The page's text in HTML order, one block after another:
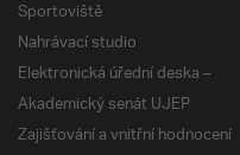
Sportoviště
Nahrávací studio
Elektronická úřední deska –
Akademický senát UJEP
Zajišťování a vnitřní hodnocení